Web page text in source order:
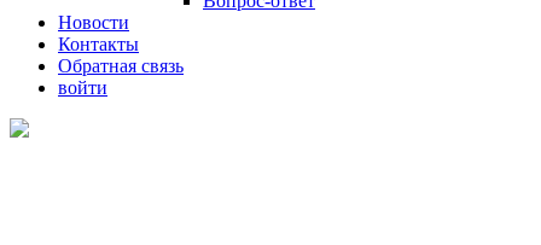
Новости
Контакты
Обратная связь
войти